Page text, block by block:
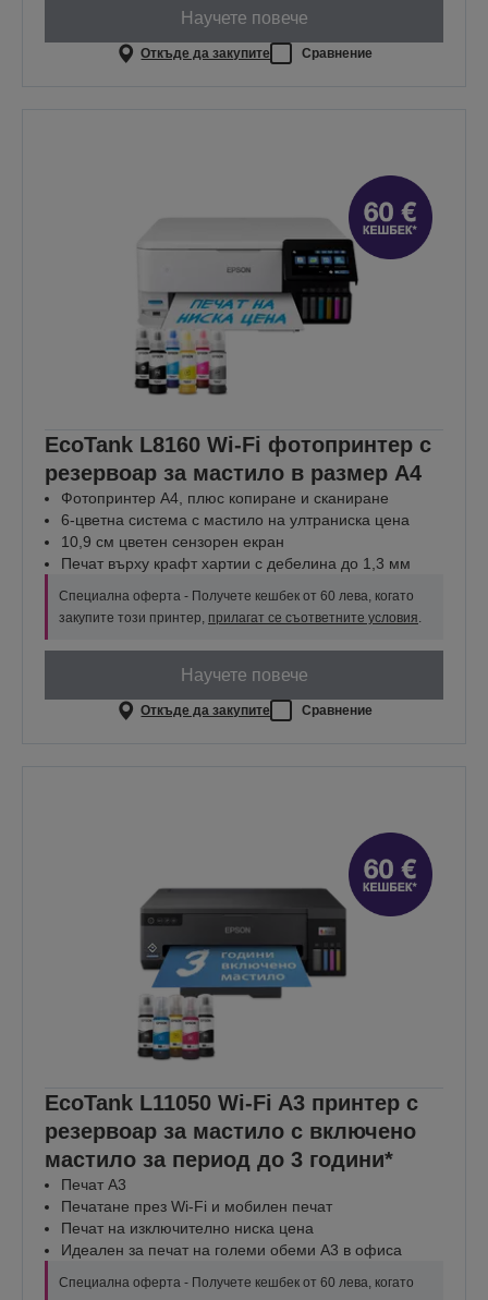
Научете повече
Откъде да закупите Сравнение
EcoTank L8160 Wi-Fi фотопринтер с
резервоар за мастило в размер A4
Фотопринтер A4, плюс копиране и сканиране
6-цветна система с мастило на ултраниска цена
10,9 см цветен сензорен екран
Печат върху крафт хартии с дебелина до 1,3 мм
Специална оферта - Получете кешбек от 60 лева, когато
закупите този принтер, прилагат се съответните условия.
Научете повече
Откъде да закупите Сравнение
EcoTank L11050 Wi-Fi A3 принтер с
резервоар за мастило с включено
мастило за период до 3 години*
Печат А3
Печатане през Wi-Fi и мобилен печат
Печат на изключително ниска цена
Идеален за печат на големи обеми A3 в офиса
Специална оферта - Получете кешбек от 60 лева, когато